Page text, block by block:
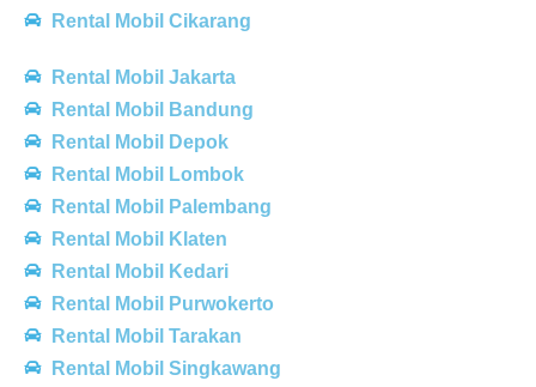
Rental Mobil Cikarang
Rental Mobil Jakarta
Rental Mobil Bandung
Rental Mobil Depok
Rental Mobil Lombok
Rental Mobil Palembang
Rental Mobil Klaten
Rental Mobil Kedari
Rental Mobil Purwokerto
Rental Mobil Tarakan
Rental Mobil Singkawang